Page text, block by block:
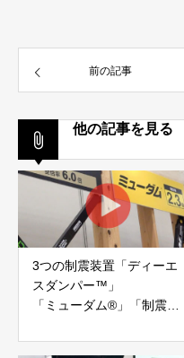
前の記事
他の記事を見る
3つの制震装置「ディーエ
スダンパー™」
「ミューダム®」「制震テ
アイディールブレーン株式